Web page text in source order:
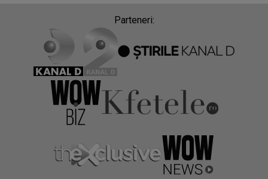
Parteneri: